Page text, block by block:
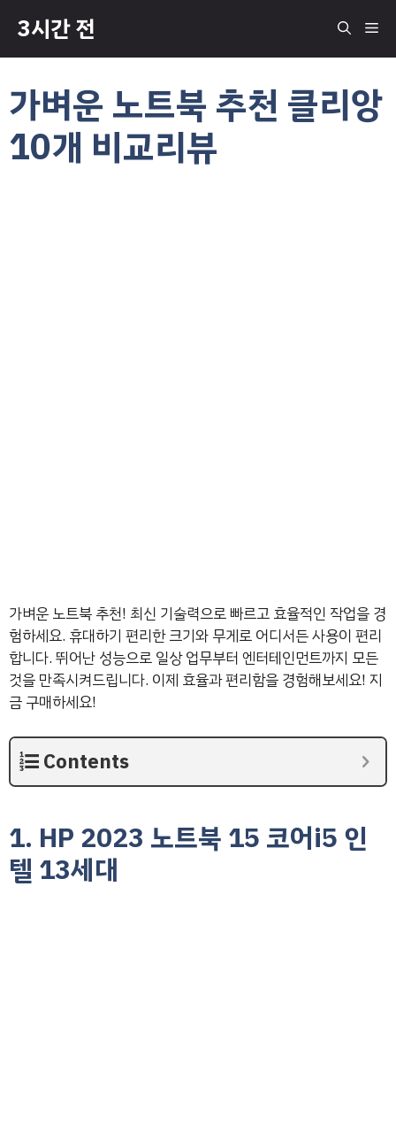
츠
건
너
뛰
3시간 전 메
뉴
가벼운 노트북 추천 클리앙
10개 비교리뷰
가벼운 노트북 추천! 최신 기술력으로 빠르고 효율적인 작업을 경
험하세요. 휴대하기 편리한 크기와 무게로 어디서든 사용이 편리
합니다. 뛰어난 성능으로 일상 업무부터 엔터테인먼트까지 모든
것을 만족시켜드립니다. 이제 효율과 편리함을 경험해보세요! 지
금 구매하세요!
Contents
1. HP 2023 노트북 15 코어i5 인
텔 13세대